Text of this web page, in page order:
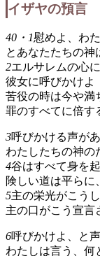
イザヤの預言
40・1慰めよ、わ
とあなたたちの神
2エルサレムの心
彼女に呼びかけよ
苦役の時は今や満
罪のすべてに倍す
3呼びかける声が
わたしたちの神の
4谷はすべて身を
険しい道は平らに
5主の栄光がこう
主の口がこう宣言
6呼びかけよ、と声
わたしは言う、何